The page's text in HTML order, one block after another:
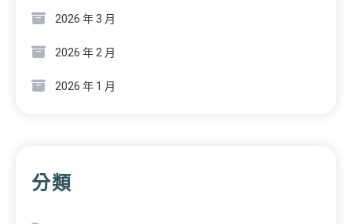
2026 年 3 月
2026 年 2 月
2026 年 1 月
分類